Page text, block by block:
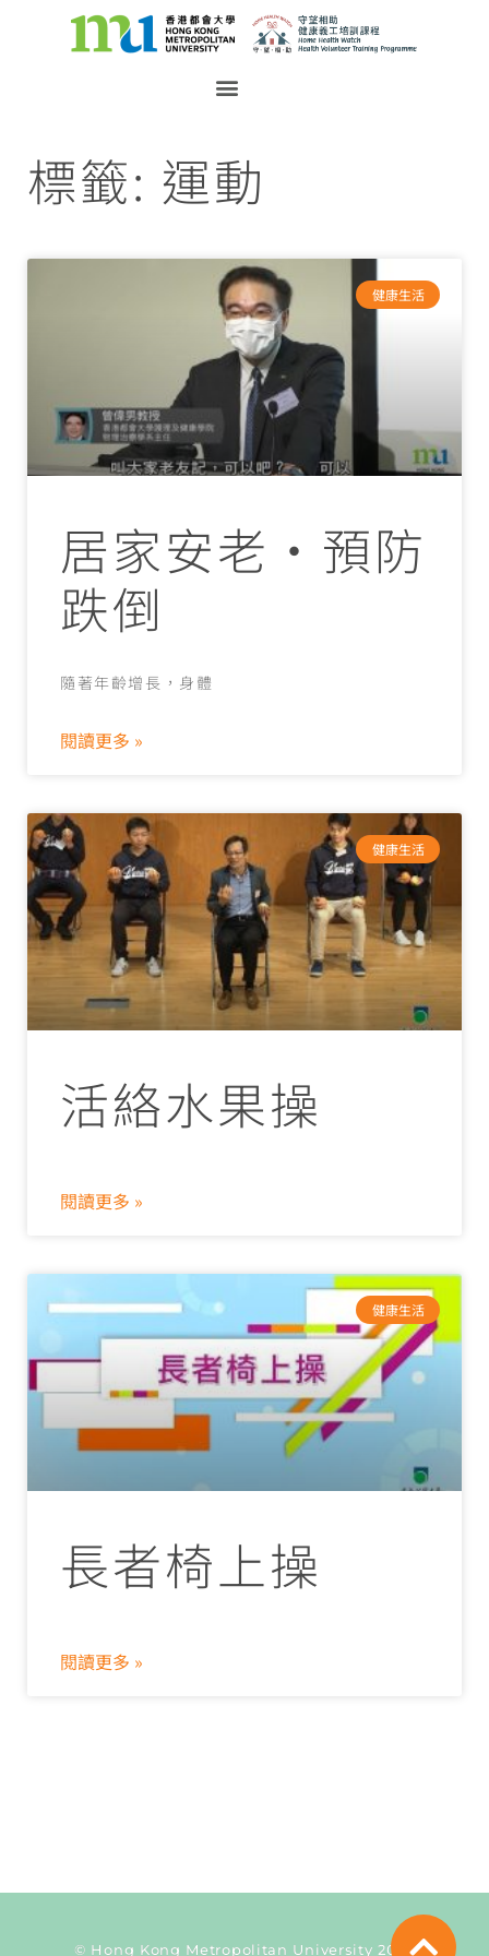
標籤: 運動
健康生活
居家安老‧預防
跌倒
隨著年齡增長，身體
閱讀更多 »
健康生活
活絡水果操
閱讀更多 »
健康生活
長者椅上操
閱讀更多 »
© Hong Kong Metropolitan University 2026